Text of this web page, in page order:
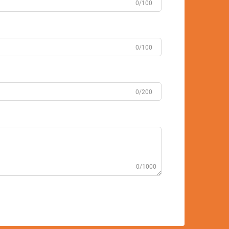
0/100
0/100
0/200
0/1000